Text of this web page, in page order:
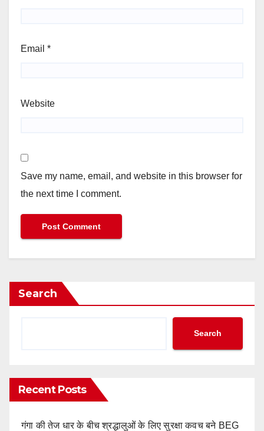
Email *
Website
Save my name, email, and website in this browser for
the next time I comment.
Search
Search
Recent Posts
गंगा की तेज धार के बीच श्रद्धालुओं के लिए सुरक्षा कवच बने BEG